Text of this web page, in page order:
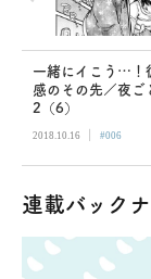
一緒にイこう…！
感のその先／夜ご
2（6）
2018.10.16 | #006
連載バック